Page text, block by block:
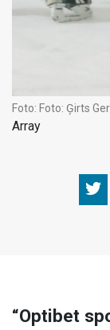
Foto: Foto: Ģirts
Array
“Optibet